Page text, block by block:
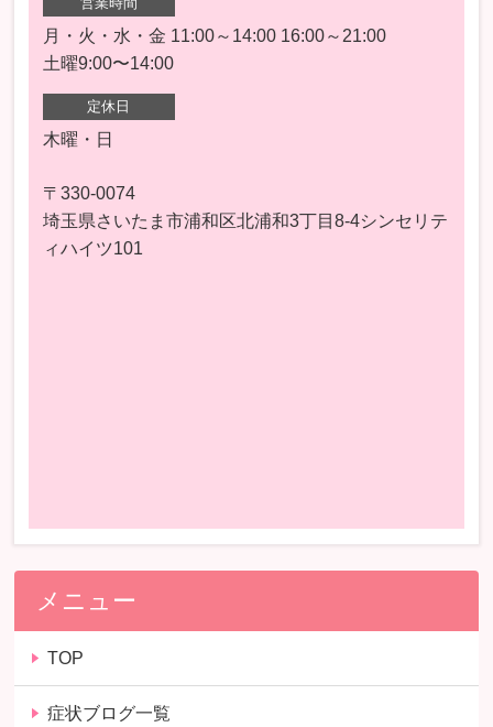
月・火・水・金 11:00～14:00 16:00～21:00
土曜9:00〜14:00
定休日
木曜・日
〒330-0074
埼玉県さいたま市浦和区北浦和3丁目8-4シンセリテ
ィハイツ101
メニュー
TOP
症状ブログ一覧